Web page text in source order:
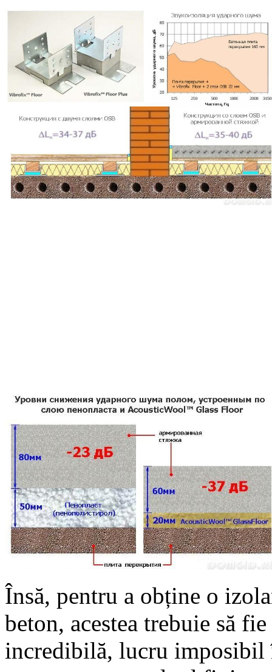
Însă, pentru a obține o
beton, acestea trebuie să
incredibilă, lucru